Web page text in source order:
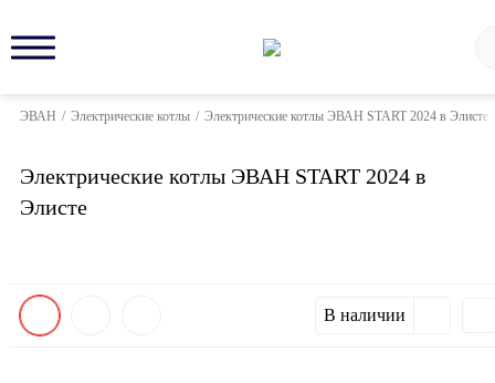
ЭВАН / Электрические котлы / Электрические котлы ЭВАН START 2024 в Элисте
Электрические котлы ЭВАН START 2024 в
Элисте
В наличии